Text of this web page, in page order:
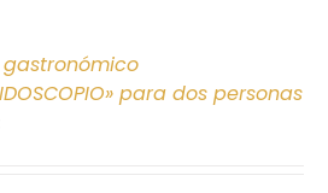
gastronómico
para dos personas